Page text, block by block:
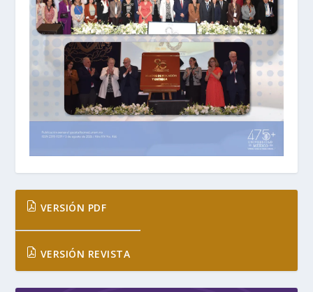
VERSIÓN PDF
VERSIÓN REVISTA